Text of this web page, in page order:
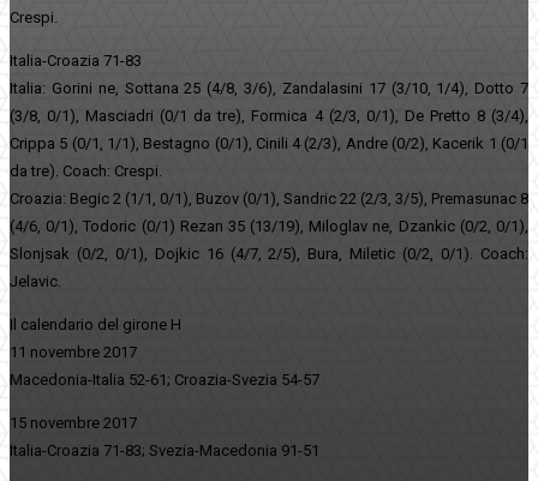
Crespi.
Italia-Croazia 71-83
Italia: Gorini ne, Sottana 25 (4/8, 3/6), Zandalasini 17 (3/10, 1/4), Dotto 7
(3/8, 0/1), Masciadri (0/1 da tre), Formica 4 (2/3, 0/1), De Pretto 8 (3/4),
Crippa 5 (0/1, 1/1), Bestagno (0/1), Cinili 4 (2/3), Andre (0/2), Kacerik 1 (0/1
da tre). Coach: Crespi.
Croazia: Begic 2 (1/1, 0/1), Buzov (0/1), Sandric 22 (2/3, 3/5), Premasunac 8
(4/6, 0/1), Todoric (0/1) Rezan 35 (13/19), Miloglav ne, Dzankic (0/2, 0/1),
Slonjsak (0/2, 0/1), Dojkic 16 (4/7, 2/5), Bura, Miletic (0/2, 0/1). Coach:
Jelavic.
Il calendario del girone H
11 novembre 2017
Macedonia-Italia 52-61; Croazia-Svezia 54-57
15 novembre 2017
Italia-Croazia 71-83; Svezia-Macedonia 91-51